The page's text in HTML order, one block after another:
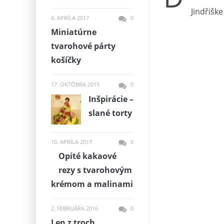
6. APRÍLA 2017 0
Miniatúrne
tvarohové párty
košíčky
17. OKTÓBRA 2015 0
Inšpirácie –
slané torty
10. APRÍLA 2017 0
Opité kakaové
rezy s tvarohovým
krémom a malinami
2. FEBRUÁRA 2016 0